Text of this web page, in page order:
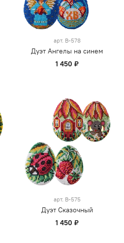
арт. В-578
Дуэт Ангелы на синем
1 450 ₽
арт. В-575
Дуэт Сказочный
1 450 ₽